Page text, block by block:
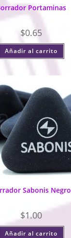
Portaminas
$0.65
Añadir al carrito
Sabonis Negro
$1.00
Añadir al carrito